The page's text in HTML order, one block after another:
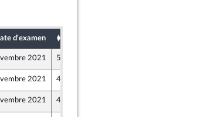
d'examen
2021 5 novembre 2021
2021 4 novembre 2021
2021 4 novembre 2021